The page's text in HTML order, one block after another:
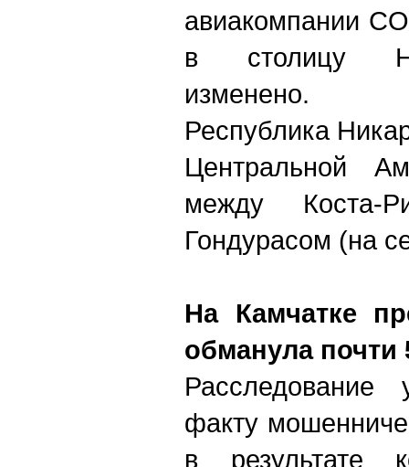
авиакомпании
в столицу
изменено.
Республика
Центральной
между
Гондурасом (на
На Камчатке
обманула почти
Расследование
факту
в результате